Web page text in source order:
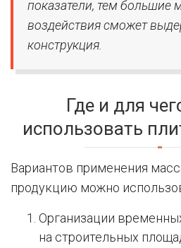
показатели, тем большие
воздействия сможет
конструкция.
Где и для
использовать
Вариантов применения
продукцию можно
Организации
на строительных